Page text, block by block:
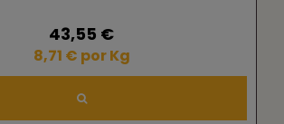
43,55 €
8,71 € por Kg